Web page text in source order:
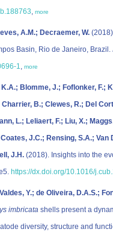
, more
A.M.; Decraemer, W.
Basin, Rio de Janeiro, Brazil.
1, more
Blomme, J.; Foflonker, F.;
B.; Clewes, R.; Del
L.; Leliaert, F.; Liu, X.;
J.C.; Rensing, S.A.;
J.H. (2018). Insights into the
https://dx.doi.org/10.1016/
Y.; de Oliveira, D.A.S.;
imbricata shells present a
diversity, structure and